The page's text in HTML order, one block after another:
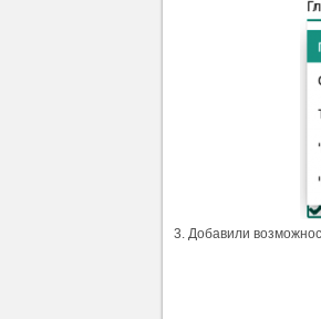
3. Добавили